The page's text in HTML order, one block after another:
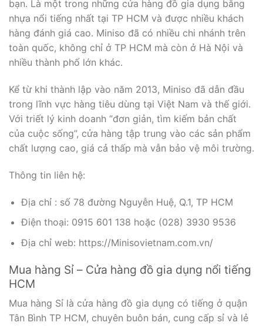
bạn. Là một trong những cửa hàng đồ gia dụng bằng
nhựa nổi tiếng nhất tại TP HCM và được nhiều khách
hàng đánh giá cao. Miniso đã có nhiều chi nhánh trên
toàn quốc, không chỉ ở TP HCM mà còn ở Hà Nội và
nhiều thành phố lớn khác.
Kể từ khi thành lập vào năm 2013, Miniso đã dẫn đầu
trong lĩnh vực hàng tiêu dùng tại Việt Nam và thế giới.
Với triết lý kinh doanh “đơn giản, tìm kiếm bản chất
của cuộc sống”, cửa hàng tập trung vào các sản phẩm
chất lượng cao, giá cả thấp mà vẫn bảo vệ môi trường.
Thông tin liên hệ:
Địa chỉ : số 78 đường Nguyễn Huệ, Q.1, TP HCM
Điện thoại: 0915 601 138 hoặc (028) 3930 9536
Địa chỉ web: https://Minisovietnam.com.vn/
Mua hàng Sỉ – Cửa hàng đồ gia dụng nổi tiếng
HCM
Mua hàng Sỉ là cửa hàng đồ gia dụng có tiếng ở quận
Tân Bình TP HCM, chuyên buôn bán, cung cấp sỉ và lẻ